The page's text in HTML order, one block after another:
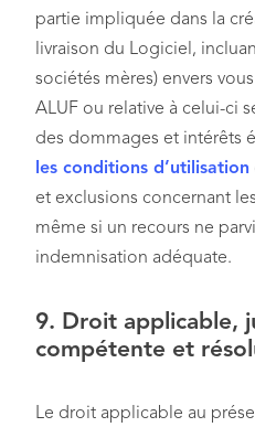
partie impliquée dans la
livraison du Logiciel,
sociétés mères) envers
ALUF ou relative à celui-ci
des dommages et intérêts
les conditions d’utilisation
et exclusions concernant
même si un recours ne
indemnisation adéquate.
9. Droit applicable,
compétente et
Le droit applicable au